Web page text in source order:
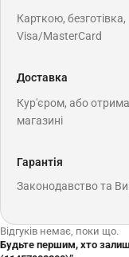
Карткою, безготівка,
Visa/MasterCard
Доставка
Кур'єром, або
магазині
Гарантія
Законодавство та
Відгуків немає, поки що.
Будьте першим, хто